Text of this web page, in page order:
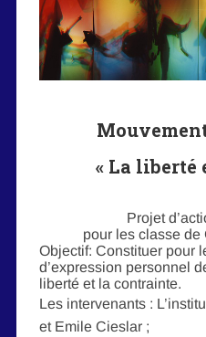
« La liberté
Projet
pour les classe de
Objectif: Constituer pour
d’expression personnel
liberté et la contrainte.
Les intervenants :
et Emile Cieslar ;